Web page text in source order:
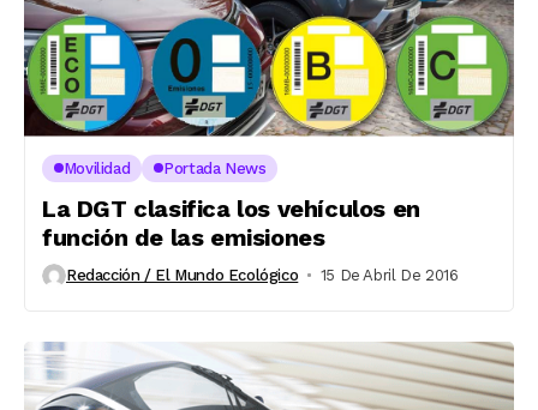
Movilidad Portada News
La DGT clasifica los vehículos en
función de las emisiones
Redacción / El Mundo Ecológico 15 De Abril De 2016